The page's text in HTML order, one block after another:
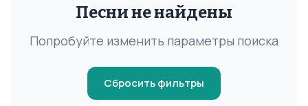
Песни не найдены
Попробуйте изменить параметры поиска
Сбросить фильтры